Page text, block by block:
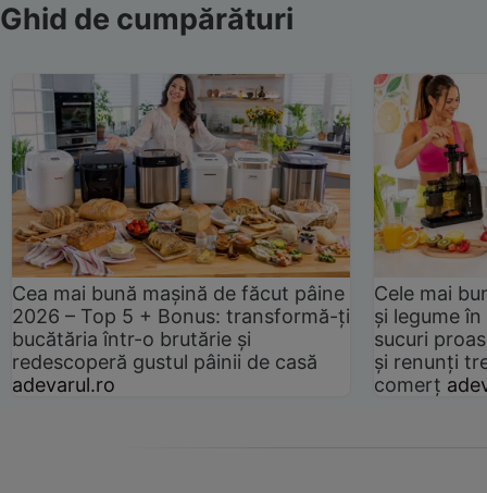
Ghid de cumpărături
Cea mai bună mașină de făcut pâine
2026 – Top 5 + Bonus: transformă-ți
bucătăria într-o brutărie și
redescoperă gustul pâinii de casă
adevarul.ro
Cele mai
și legume
sucuri
și renunți
comerț